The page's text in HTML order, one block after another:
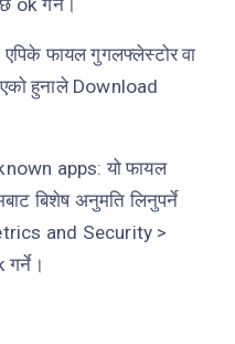
एपिके फायल गुगलफ्लेस्टोर वा
हुनाले Download
apps: यो फायल
बिशेष अनुमति लिनुपर्ने
and Security >
गर्ने।